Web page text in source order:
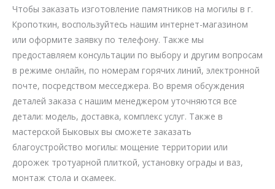
Чтобы заказать изготовление памятников на могилы в г.
Кропоткин, воспользуйтесь нашим интернет-магазином
или оформите заявку по телефону. Также мы
предоставляем консультации по выбору и другим вопросам
в режиме онлайн, по номерам горячих линий, электронной
почте, посредством месседжера. Во время обсуждения
деталей заказа с нашим менеджером уточняются все
детали: модель, доставка, комплекс услуг. Также в
мастерской Быковых вы сможете заказать
благоустройство могилы: мощение территории или
дорожек тротуарной плиткой, установку ограды и ваз,
монтаж стола и скамеек.